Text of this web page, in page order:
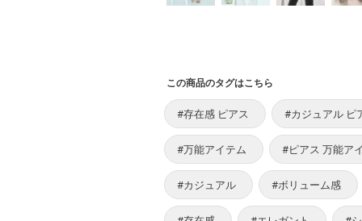
この商品のタグはこちら
#存在感 ピアス #カジュアル ピ
#万能アイテム #ピアス 万能ア
#カジュアル #ボリューム感